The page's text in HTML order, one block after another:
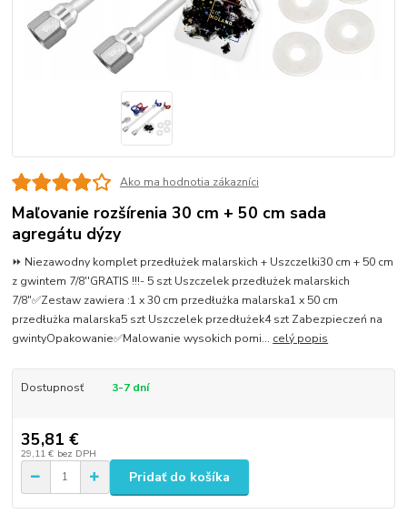
Ako ma hodnotia zákazníci
Maľovanie rozšírenia 30 cm + 50 cm sada
agregátu dýzy
⏩ Niezawodny komplet przedłużek malarskich + Uszczelki30 cm + 50 cm
z gwintem 7/8''GRATIS !!!- 5 szt Uszczelek przedłużek malarskich
7/8"✅Zestaw zawiera :1 x 30 cm przedłużka malarska1 x 50 cm
przedłużka malarska5 szt Uszczelek przedłużek4 szt Zabezpieczeń na
gwintyOpakowanie✅Malowanie wysokich pomi... celý popis
Dostupnosť 3-7 dní
35,81 €
29,11 € bez DPH
Pridať do košíka